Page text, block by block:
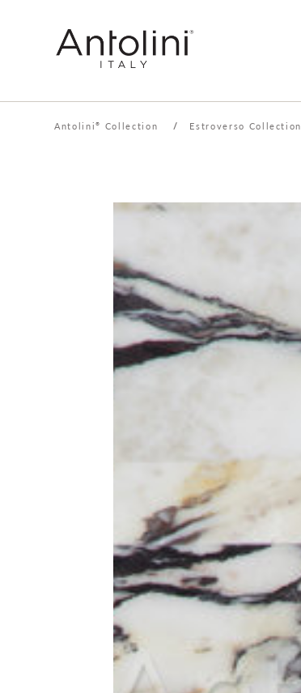
Antolini® Collection / Estroverso Collection